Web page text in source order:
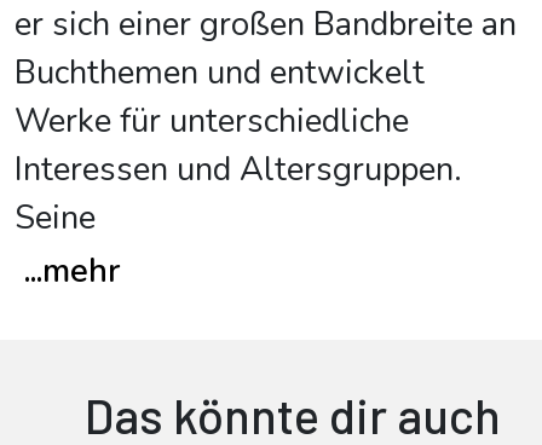
er sich einer großen Bandbreite an
Buchthemen und entwickelt
Werke für unterschiedliche
Interessen und Altersgruppen.
Seine
...mehr
Das könnte dir auch